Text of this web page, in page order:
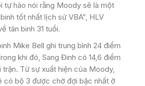
tự hào nói rằng Moody sẽ là một
tốt nhất lịch sử VBA”, HLV
tân binh 31 tuổi.
Mike Bell ghi trung bình 24 điểm
khi đó, Sang Đinh có 14,6 điểm
trận. Từ sự xuất hiện của Moody,
có bộ 3 được chờ đợi bậc nhất ở